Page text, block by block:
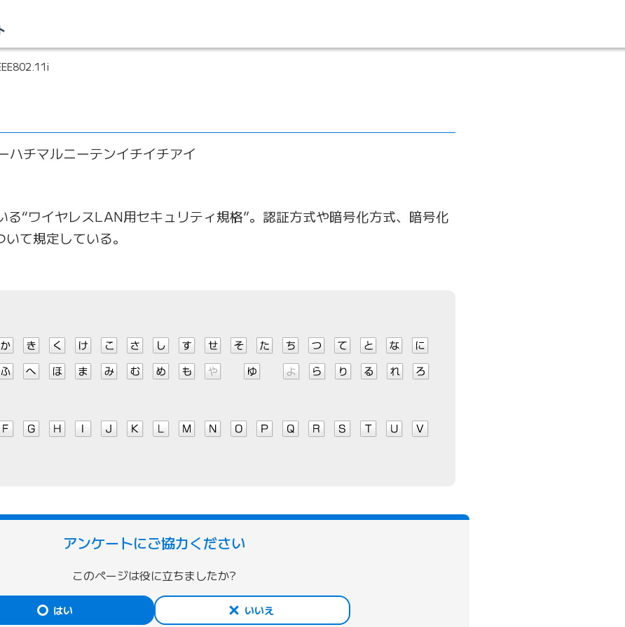
ハチマルニーテンイチイチアイ
る“ワイヤレスLAN用セキュリティ規格”。認証方式や暗号化方式、暗号化
て規定している。
アンケートにご協力ください
このページは役に立ちましたか?
はい いいえ